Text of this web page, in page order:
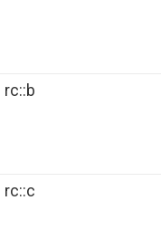
rc::b
rc::c